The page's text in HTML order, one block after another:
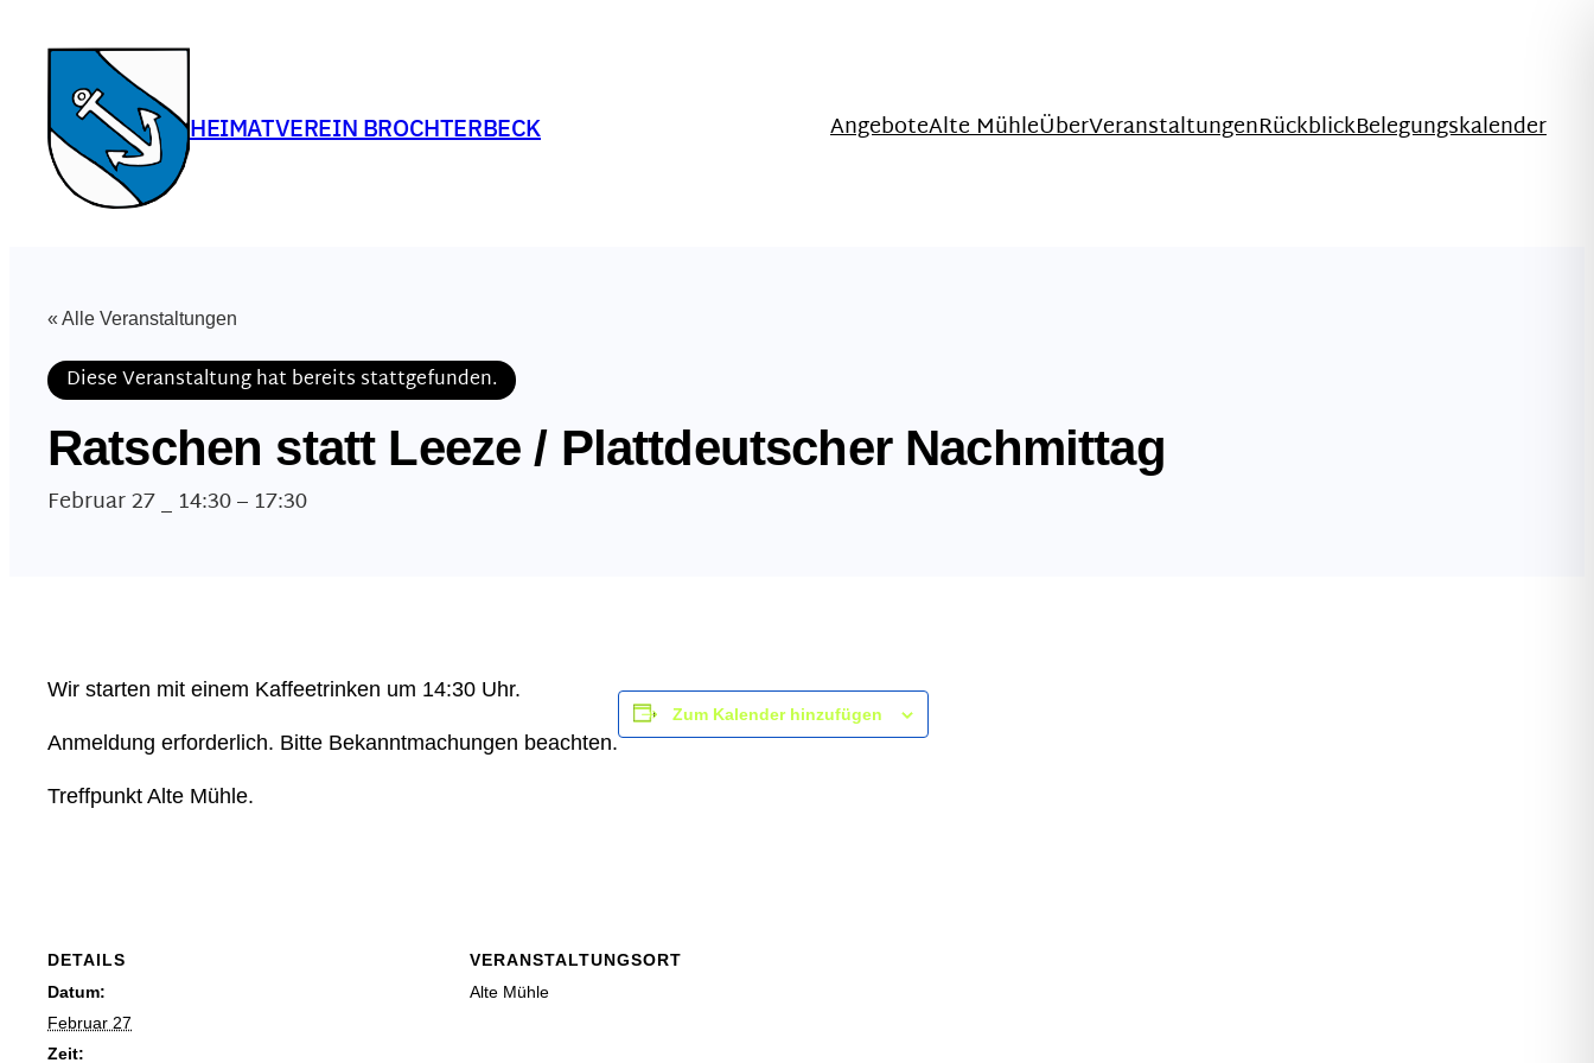
HEIMATVEREIN BROCHTERBECK AngeboteAlte MühleÜberVeranstaltungenRückblickBelegungskalender
« Alle Veranstaltungen
Diese Veranstaltung hat bereits stattgefunden.
Ratschen statt Leeze / Plattdeutscher Nachmittag
Februar 27 _ 14:30– 17:30
Wir starten mit einem Kaffeetrinken um 14:30 Uhr.
Anmeldung erforderlich. Bitte Bekanntmachungen beachten.
Treffpunkt Alte Mühle.
Zum Kalender hinzufügen
DETAILS
Datum:
Februar 27
Zeit:
VERANSTALTUNGSORT
Alte Mühle